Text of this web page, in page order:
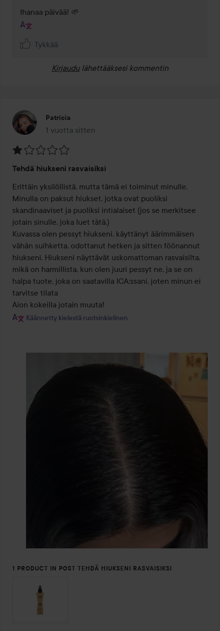
Ihanaa päivää! 🌱
Tykkää
Kirjaudu lähettääksesi kommentin
Patricia
1 vuotta sitten
Viesti luotiin 1 vuotta sitten
1
/
5
Tehdä hiukseni rasvaisiksi
Erittäin yksilöllistä, mutta tämä ei toiminut minulle.
Minulla on paksut hiukset, jotka ovat puoliksi
skandinaaviset ja puoliksi intialaiset (jos se merkitsee
jotain sinulle, joka luet tätä.)
Kuvassa olen pessyt hiukseni, käyttänyt äärimmäisen
vähän suihketta, odottanut hetken ja sitten föönannut
hiukseni. Hiukseni näyttävät uskomattoman rasvaisilta,
mikä on harmillista, kun olen juuri pessyt ne, ja se on
halpa tuote, joka on saatavilla ICA:ssani, joten minun ei
tarvitse tilata
Aion kokeilla jotain muuta!
Käännetty kielestä ruotsinkielinen
1 PRODUCT IN POST TEHDÄ HIUKSENI RASVAISIKSI